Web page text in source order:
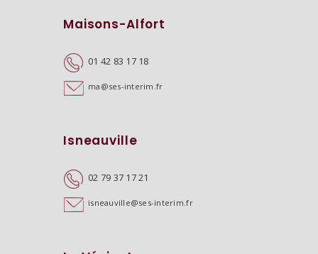
Maisons-Alfort
01 42 83 17 18
ma@ses-interim.fr
Isneauville
02 79 37 17 21
isneauville@ses-interim.fr